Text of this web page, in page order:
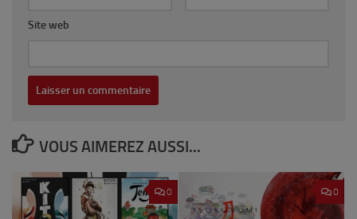
Site web
VOUS AIMEREZ AUSSI...
0 0